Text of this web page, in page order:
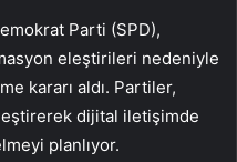
Parti (SPD),
eleştirileri nedeniyle
kararı aldı. Partiler,
dijital iletişimde
planlıyor.